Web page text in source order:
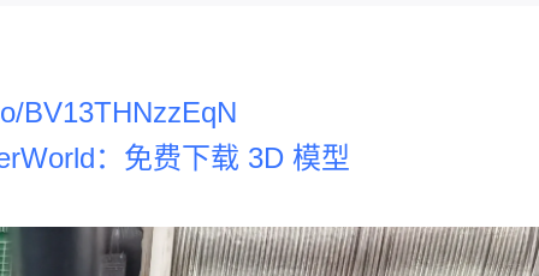
BV13THNzzEqN
：免费下载 3D 模型